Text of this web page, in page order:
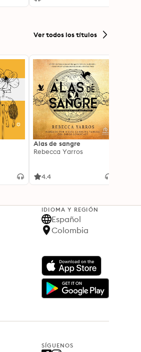
Ver todos los títulos
Alas de sangre
Rebecca Yarros
4.4
IDIOMA Y REGIÓN
Español
Colombia
SÍGUENOS